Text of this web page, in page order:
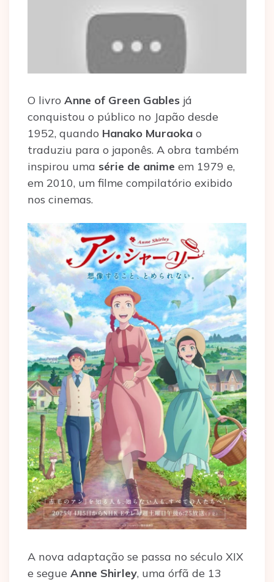
O livro Anne of Green Gables já
conquistou o público no Japão desde
1952, quando Hanako Muraoka o
traduziu para o japonês. A obra também
inspirou uma série de anime em 1979 e,
em 2010, um filme compilatório exibido
nos cinemas.
A nova adaptação se passa no século XIX
e segue Anne Shirley, uma órfã de 13